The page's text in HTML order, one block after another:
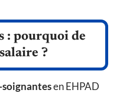
: pourquoi de
?
en EHPAD